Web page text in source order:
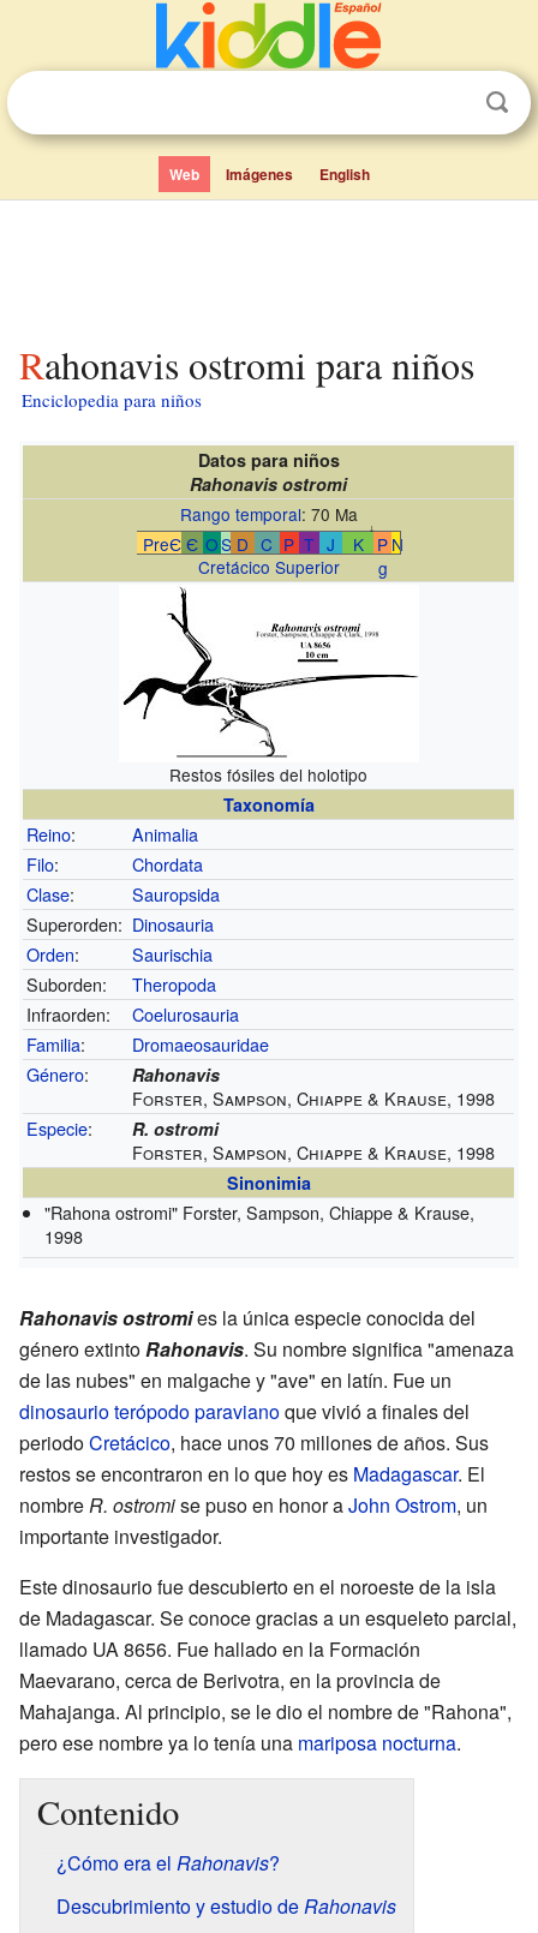
Web Imágenes English
Rahonavis ostromi para niños
Enciclopedia para niños
Datos para niños
Rahonavis ostromi
Rango temporal: 70 Ma
PreЄ Є OS D C P T J K
P
g
N
↓
Cretácico Superior
Restos fósiles del holotipo
Taxonomía
Reino:
Animalia
Filo:
Chordata
Clase:
Sauropsida
Superorden: Dinosauria
Orden:
Saurischia
Suborden:
Theropoda
Infraorden:
Coelurosauria
Familia:
Dromaeosauridae
Género: Rahonavis
Forster, Sampson, Chiappe & Krause, 1998
Especie: R. ostromi
Forster, Sampson, Chiappe & Krause, 1998
Sinonimia
"Rahona ostromi" Forster, Sampson, Chiappe & Krause,
1998
Rahonavis ostromies la única especie conocida del
género extintoRahonavis. Su nombre significa "amenaza
de las nubes" en malgache y "ave" en latín. Fue un
dinosaurioterópodoparavianoque vivió a finales del
periodoCretácico, hace unos 70 millones de años. Sus
restos se encontraron en lo que hoy es Madagascar. El
nombreR. ostromise puso en honor aJohn Ostrom, un
importante investigador.
Este dinosaurio fue descubierto en el noroeste de la isla
de Madagascar. Se conoce gracias a un esqueleto parcial,
llamado UA 8656. Fue hallado en la Formación
Maevarano, cerca de Berivotra, en la provincia de
Mahajanga. Al principio, se le dio el nombre de "Rahona",
pero ese nombre ya lo tenía una mariposa nocturna.
Contenido
¿Cómo era el Rahonavis?
Descubrimiento y estudio deRahonavis